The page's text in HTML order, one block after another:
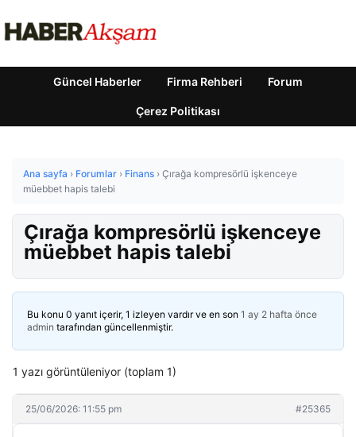
Güncel Haberler Firma Rehberi Forum
Çerez Politikası
Ana sayfa › Forumlar › Finans › Çırağa kompresörlü işkenceye
müebbet hapis talebi
Çırağa kompresörlü işkenceye
müebbet hapis talebi
Bu konu 0 yanıt içerir, 1 izleyen vardır ve en son 1 ay 2 hafta önce
admin tarafından güncellenmiştir.
1 yazı görüntüleniyor (toplam 1)
25/06/2026: 11:55 pm #25365